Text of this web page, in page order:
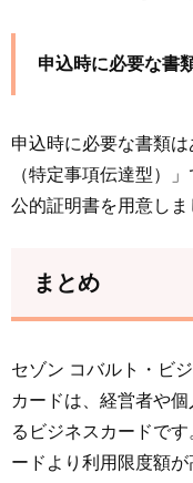
申込時に必要な書
申込時に必要な書類
（特定事項伝達型）
公的証明書を用意しま
まとめ
セゾン コバルト・ビ
カードは、経営者や
るビジネスカードで
ードより利用限度額